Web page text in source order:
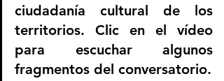
ciudadanía cultural de los
territorios. Clic en el vídeo
para escuchar algunos
fragmentos del conversatorio.